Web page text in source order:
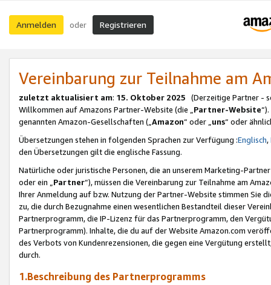
Anmelden oder Registrieren
Vereinbarung zur Teilnahme am
zuletzt aktualisiert am: 15. Oktober 2025 (Derzeitige Partner -
Willkommen auf Amazons Partner-Website (die „Partner-Website
genannten Amazon-Gesellschaften („Amazon“ oder „uns“ oder
Übersetzungen stehen in folgenden Sprachen zur Verfügung :Englisch,
den Übersetzungen gilt die englische Fassung.
Natürliche oder juristische Personen, die an unserem Marketing-
oder ein „Partner“), müssen die Vereinbarung zur Teilnahme am
Ihrer Anmeldung auf bzw. Nutzung der Partner-Website stimmen Sie
zu, die durch Bezugnahme einen wesentlichen Bestandteil dieser
Partnerprogramm, die IP-Lizenz für das Partnerprogramm, den
Partnerprogramm). Inhalte, die du auf der Website Amazon.com
des Verbots von Kundenrezensionen, die gegen eine Vergütung
durch.
1.Beschreibung des Partnerprogramms